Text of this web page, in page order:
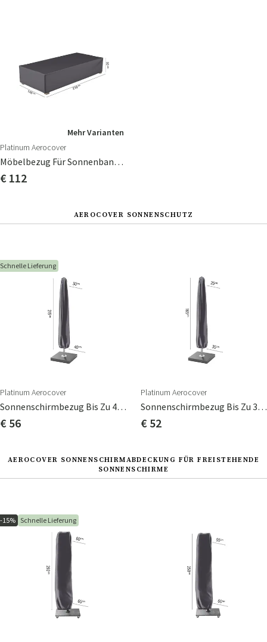
Mehr Varianten
Platinum Aerocover
Möbelbezug Für Sonnenbank 145x210 Cm
€ 112
AEROCOVER SONNENSCHUTZ
Schnelle Lieferung
Platinum Aerocover
Sonnenschirmbezug Bis Zu 400 Cm
€ 56
Platinum Aerocover
Sonnenschirmbezug Bis Zu 300 Cm
€ 52
AEROCOVER SONNENSCHIRMABDECKUNG FÜR FREISTEHENDE
SONNENSCHIRME
-15% Schnelle Lieferung